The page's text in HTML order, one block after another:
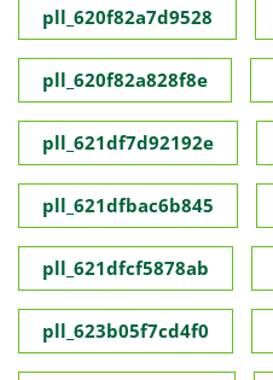
pll_620f82a7d9528
pll_620f82a828f8e
pll_621df7d92192e
pll_621dfbac6b845
pll_621dfcf5878ab
pll_623b05f7cd4f0